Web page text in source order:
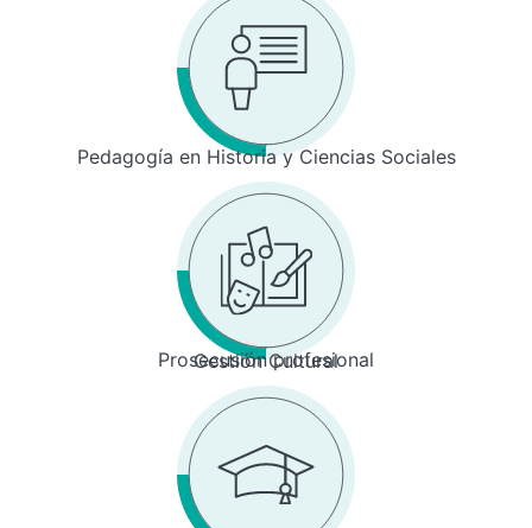
Pedagogía en Historia y Ciencias Sociales
Prosecusión profesional
Gestión Cultural